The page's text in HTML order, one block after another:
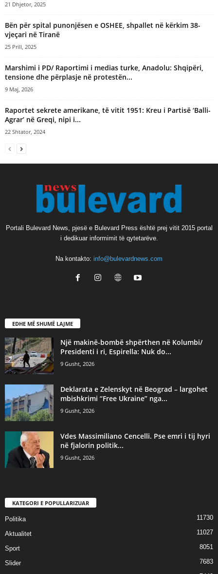
21 Dhjetor, 2025
Bën për spital punonjësen e OSHEE, shpallet në kërkim 38-
vjeçari në Tiranë
25 Prill, 2025
Marshimi i PD/ Raportimi i medias turke, Anadolu: Shqipëri,
tensione dhe përplasje në protestën...
9 Maj, 2026
Raportet sekrete amerikane, të vitit 1951: Kreu i Partisë ‘Balli-
Agrar’ në Greqi, nipi i...
22 Shtator, 2024
Portali Bulevard News, pjesë e Bulevard Press është prej vitit 2015 portal
i dedikuar informimit të qytetarëve.
Na kontakto: info@bulevardnews.com
EDHE MË SHUMË LAJME
Një makinë-bombë shpërthen në Kolumbi/
Presidenti i ri, Espirella: Nuk do...
9 Gusht, 2026
Deklarata e Zelenskyt në Beograd – largohet
mbishkrimi “Free Ukraine” nga...
9 Gusht, 2026
Vdes Massimiliano Cencelli. Pse emri i tij hyri
në fjalorin politik...
9 Gusht, 2026
KATEGORI E POPULLARIZUAR
Politika 11730
Aktualitet 11027
Sport 8051
Slider 7683